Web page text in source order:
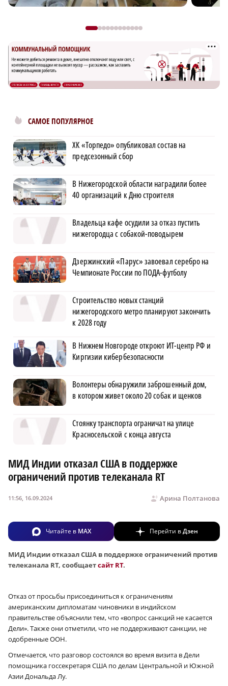
САМОЕ ПОПУЛЯРНОЕ
ХК «Торпедо» опубликовал состав на
предсезонный сбор
В Нижегородской области наградили более
40 организаций к Дню строителя
Владельца кафе осудили за отказ пустить
нижегородца с собакой-поводырем
Дзержинский «Парус» завоевал серебро на
Чемпионате России по ПОДА-футболу
Строительство новых станций
нижегородского метро планируют закончить
к 2028 году
В Нижнем Новгороде откроют ИТ-центр РФ и
Киргизии кибербезопасности
Волонтеры обнаружили заброшенный дом,
в котором живет около 20 собак и щенков
Стоянку транспорта ограничат на улице
Красносельской с конца августа
МИД Индии отказал США в поддержке
ограничений против телеканала RT
Арина Полтанова
11:56, 16.09.2024
Читайте в MAX Перейти вДзен
МИД Индии отказал США в поддержке ограничений против
телеканала RT, сообщаетсайт RT.
Отказ от просьбы присоединиться к ограничениям
американским дипломатам чиновники в индийском
правительстве объяснили тем, что «вопрос санкций не касается
Дели». Также они отметили, что не поддерживают санкции, не
одобренные ООН.
Отмечается, что разговор состоялся во время визита в Дели
помощника госсекретаря США по делам Центральной и Южной
Азии Дональда Лу.